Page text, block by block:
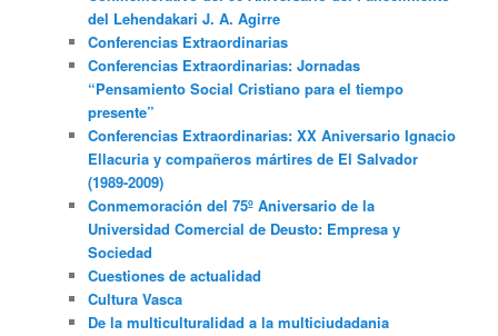
del Lehendakari J. A. Agirre
Conferencias Extraordinarias
Conferencias Extraordinarias: Jornadas
“Pensamiento Social Cristiano para el tiempo
presente”
Conferencias Extraordinarias: XX Aniversario Ignacio
Ellacuria y compañeros mártires de El Salvador
(1989-2009)
Conmemoración del 75º Aniversario de la
Universidad Comercial de Deusto: Empresa y
Sociedad
Cuestiones de actualidad
Cultura Vasca
De la multiculturalidad a la multiciudadania